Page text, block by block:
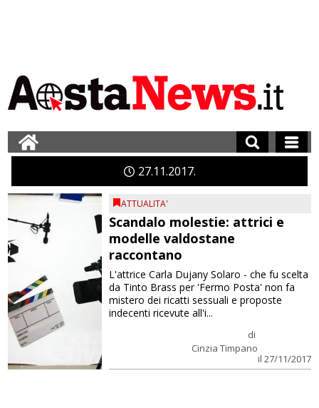
27 11 2017
ATTUALITA'
Scandalo molestie: attrici e
modelle valdostane
raccontano
di
Cinzia Timpano
il 27/11/2017
L'attrice Carla Dujany Solaro - che fu scelta
da Tinto Brass per 'Fermo Posta' non fa
mistero dei ricatti sessuali e proposte
indecenti ricevute all'i...